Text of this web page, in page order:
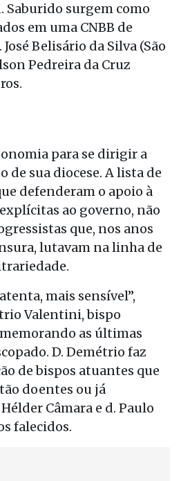
Saburido surgem como
em uma CNBB de
José Belisário da Silva (São
Pedreira da Cruz
para se dirigir a
de sua diocese. A lista de
defenderam o apoio à
ao governo, não
que, nos anos
lutavam na linha de
mais sensível”,
Valentini, bispo
as últimas
D. Demétrio faz
de bispos atuantes que
doentes ou já
Câmara e d. Paulo
falecidos.